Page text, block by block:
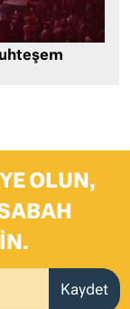
OLUN,
Kaydet